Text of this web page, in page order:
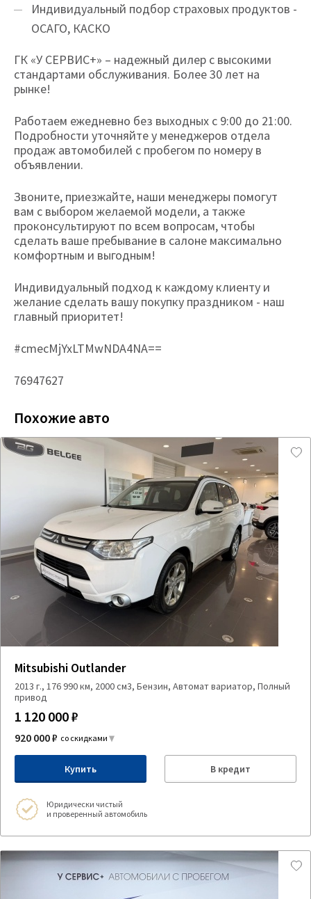
Индивидуальный подбор страховых продуктов -
ОСАГО, КАСКО
ГК «У СЕРВИС+» – надежный дилер с высокими
стандартами обслуживания. Более 30 лет на
рынке!
Работаем ежедневно без выходных с 9:00 до 21:00.
Подробности уточняйте у менеджеров отдела
продаж автомобилей с пробегом по номеру в
объявлении.
Звоните, приезжайте, наши менеджеры помогут
вам с выбором желаемой модели, а также
проконсультируют по всем вопросам, чтобы
сделать ваше пребывание в салоне максимально
комфортным и выгодным!
Индивидуальный подход к каждому клиенту и
желание сделать вашу покупку праздником - наш
главный приоритет!
#cmecMjYxLTMwNDA4NA==
76947627
Похожие авто
Mitsubishi Outlander
2013 г., 176 990 км, 2000 см3, Бензин, Автомат вариатор, Полный
привод
1 120 000 ₽
920 000 ₽ со скидками
Купить В кредит
Юридически чистый
и проверенный автомобиль